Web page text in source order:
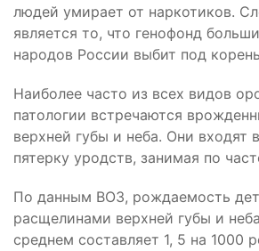
людей умирает от наркотиков.
является то, что генофонд
народов России выбит под
Наиболее часто из всех видов
патологии встречаются
верхней губы и неба. Они входят
пятерку уродств, занимая по
По данным ВОЗ, рождаемость
расщелинами верхней губы и
среднем составляет 1, 5 на 1000